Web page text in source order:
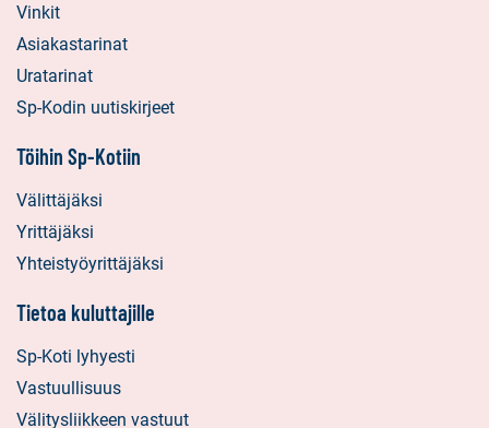
Vinkit
Asiakastarinat
Uratarinat
Sp-Kodin uutiskirjeet
Töihin Sp-Kotiin
Välittäjäksi
Yrittäjäksi
Yhteistyöyrittäjäksi
Tietoa kuluttajille
Sp-Koti lyhyesti
Vastuullisuus
Välitysliikkeen vastuut